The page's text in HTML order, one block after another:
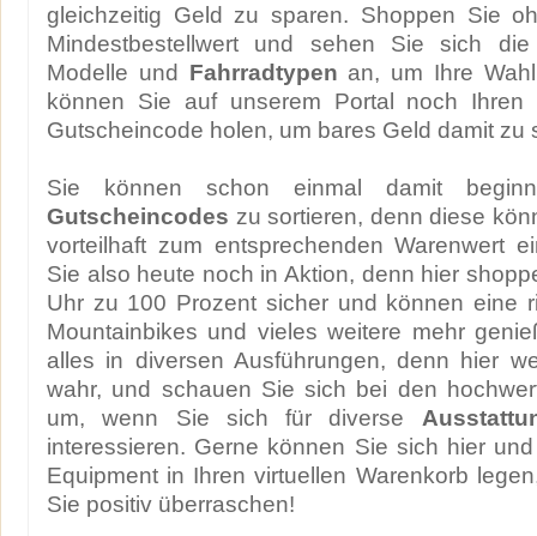
gleichzeitig Geld zu sparen. Shoppen Sie
Mindestbestellwert und sehen Sie sich die
Modelle und Fahrradtypen an, um Ihre
können Sie auf unserem Portal noch Ihren
Gutscheincode holen, um bares Geld damit zu
Sie können schon einmal damit
Gutscheincodes zu sortieren, denn diese
vorteilhaft zum entsprechenden Warenwert
Sie also heute noch in Aktion, denn hier
Uhr zu 100 Prozent sicher und können eine
Mountainbikes und vieles weitere mehr
alles in diversen Ausführungen, denn hier
wahr, und schauen Sie sich bei den
um, wenn Sie sich für diverse
interessieren. Gerne können Sie sich hier
Equipment in Ihren virtuellen Warenkorb
Sie positiv überraschen!